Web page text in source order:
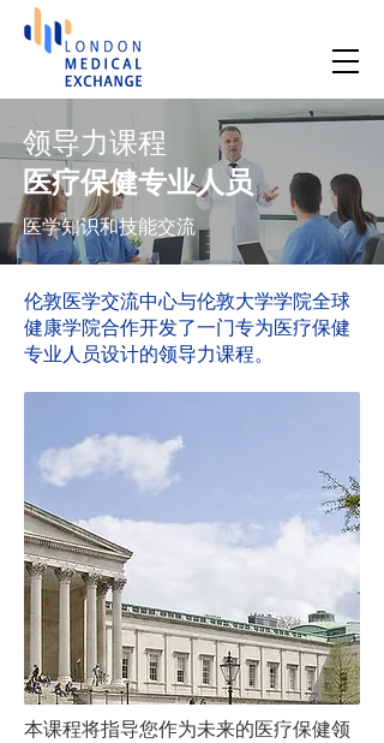
领导力课程
医疗保健专业人员
医学知识和技能交流
伦敦医学交流中心与伦敦大学学院全球
健康学院合作开发了一门专为医疗保健
专业人员设计的领导力课程。
本课程将指导您作为未来的医疗保健领